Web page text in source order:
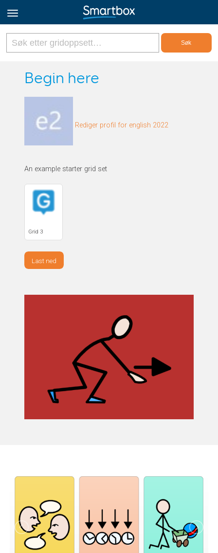
Online Grids
Registrer deg
Begin here
Rediger profil for english 2022
An example starter grid set
Grid 3
Last ned